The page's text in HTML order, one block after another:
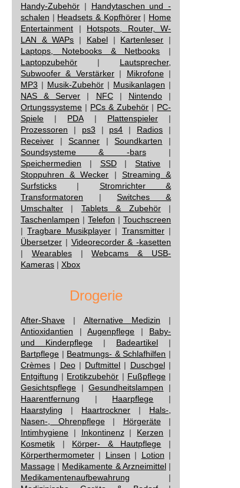
Handy-Zubehör | Handytaschen und -
schalen | Headsets & Kopfhörer| Home
Entertainment | Hotspots, Router, W-
LAN & WAPs | Kabel| Kartenleser |
Laptops, Notebooks & Netbooks |
Laptopzubehör | Lautsprecher,
Subwoofer & Verstärker| Mikrofone|
MP3 | Musik-Zubehör | Musikanlagen |
NAS & Server | NFC| Nintendo|
Ortungssysteme | PCs & Zubehör | PC-
Spiele | PDA| Plattenspieler|
Prozessoren | ps3 | ps4 | Radios |
Receiver |Scanner |Soundkarten |
Soundsysteme & -bars|
Speichermedien | SSD|Stative |
Stoppuhren & Wecker | Streaming &
Surfsticks | Stromrichter &
Transformatoren |Switches &
Umschalter | Tablets & Zubehör|
Taschenlampen | Telefon | Touchscreen
|Tragbare Musikplayer| Transmitter|
Übersetzer | Videorecorder & -kasetten
| Wearables|Webcams & USB-
Kameras | Xbox
Drogerie
After-Shave | Alternative Medizin |
Antioxidantien | Augenpflege | Baby-
und Kinderpflege | Badeartikel |
Bartpflege | Beatmungs- & Schlafhilfen |
Crèmes | Deo| Duftmittel | Duschgel|
Entgiftung | Erotikzubehör | Fußpflege|
Gesichtspflege |Gesundheitslampen |
Haarentfernung | Haarpflege |
Haarstyling | Haartrockner | Hals-,
Nasen-, Ohrenpflege| Hörgeräte|
Intimhygiene | Inkontinenz| Kerzen |
Kosmetik | Körper- & Hautpflege |
Körperthermometer | Linsen | Lotion |
Massage | Medikamente & Arzneimittel|
Medikamentenaufbewahrung |